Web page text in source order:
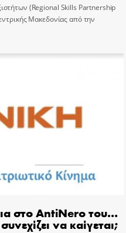
(Regional Skills Partnership
Μακεδονίας από την
στο AntiNero του…
να καίγεται;